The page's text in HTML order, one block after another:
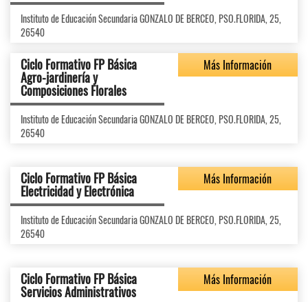
Instituto de Educación Secundaria GONZALO DE BERCEO, PSO.FLORIDA, 25,
26540
Ciclo Formativo FP Básica
Agro-jardinería y
Composiciones Florales
Más Información
Instituto de Educación Secundaria GONZALO DE BERCEO, PSO.FLORIDA, 25,
26540
Ciclo Formativo FP Básica
Electricidad y Electrónica
Más Información
Instituto de Educación Secundaria GONZALO DE BERCEO, PSO.FLORIDA, 25,
26540
Ciclo Formativo FP Básica
Servicios Administrativos
Más Información